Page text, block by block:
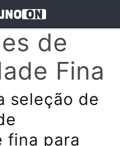
de
Fina
seleção de
fina para